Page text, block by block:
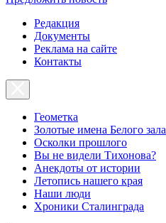
Редакция
Документы
Реклама на сайте
Контакты
Геометка
Золотые имена Белого зала
Осколки прошлого
Вы не видели Тихонова?
Анекдоты от истории
Летопись нашего края
Наши люди
Хроники Сталинграда